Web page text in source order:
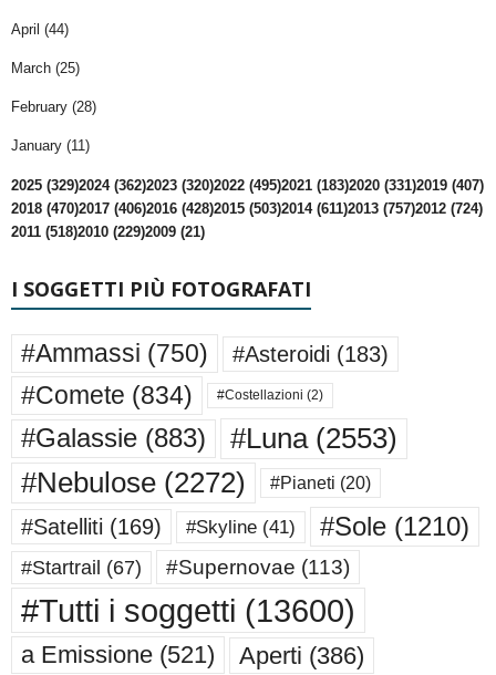
April (44)
March (25)
February (28)
January (11)
2025 (329)2024 (362)2023 (320)2022 (495)2021 (183)2020 (331)2019 (407)
2018 (470)2017 (406)2016 (428)2015 (503)2014 (611)2013 (757)2012 (724)
2011 (518)2010 (229)2009 (21)
I SOGGETTI PIÙ FOTOGRAFATI
#Ammassi (750) #Asteroidi (183)
#Comete (834) #Costellazioni (2)
#Galassie (883) #Luna(2553)
#Nebulose (2272) #Pianeti (20)
#Satelliti (169) #Skyline (41) #Sole (1210)
#Startrail (67) #Supernovae (113)
#Tutti i soggetti (13600)
a Emissione (521) Aperti (386)